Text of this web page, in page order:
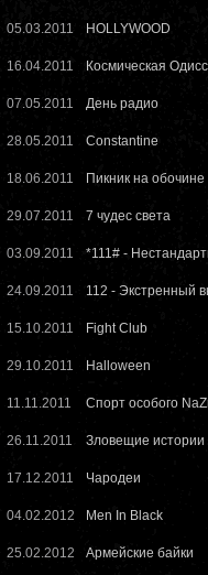
05.03.2011 HOLLYWOOD
16.04.2011 Космическая
07.05.2011 День радио
28.05.2011 Constantine
18.06.2011 Пикник на обочине
29.07.2011 7 чудес света
03.09.2011 *111# -
24.09.2011 112 - Экстренный
15.10.2011 Fight Club
29.10.2011 Halloween
11.11.2011 Спорт особого
26.11.2011 Зловещие истории
17.12.2011 Чародеи
04.02.2012 Men In Black
25.02.2012 Армейские байки